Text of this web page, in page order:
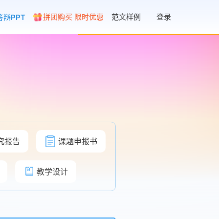
辩PPT 拼团购买 限时优惠 范文样例 登录
报告 课题申报书
教学设计